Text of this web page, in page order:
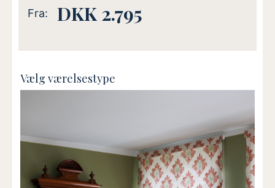
Fra: DKK 2.795
Vælg værelsestype